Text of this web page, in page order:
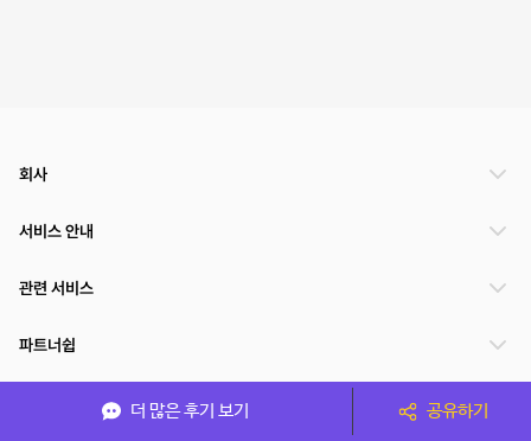
더 많은 후기 보기 공유하기
회사
서비스 안내
관련 서비스
파트너쉽
서비스 제공 국가